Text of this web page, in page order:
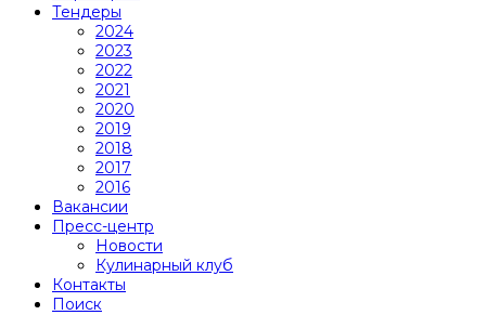
Тендеры
2024
2023
2022
2021
2020
2019
2018
2017
2016
Вакансии
Пресс-центр
Новости
Кулинарный клуб
Контакты
Поиск